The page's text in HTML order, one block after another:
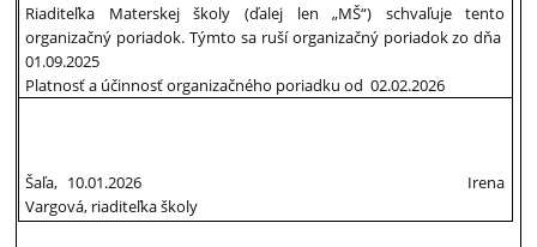
Riaditeľka Materskej školy (ďalej len „MŠ“) schvaľuje tento
organizačný poriadok. Týmto sa ruší organizačný poriadok zo dňa
01.09.2025
Platnosť a účinnosť organizačného poriadkuod 02.02.2026
Šaľa, 10.01.2026 Irena
Vargová, riaditeľka školy